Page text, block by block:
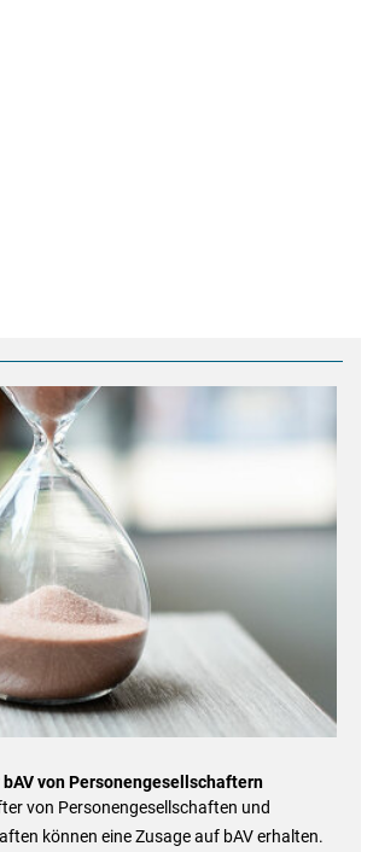
von Personengesellschaftern
von Personengesellschaften und
können eine Zusage auf bAV erhalten.